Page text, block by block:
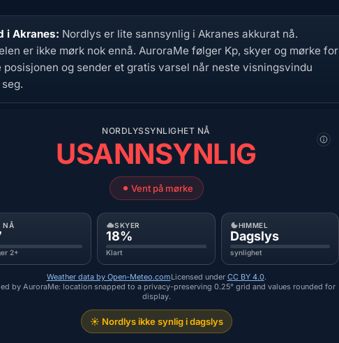
i Akranes: Nordlys er lite sannsynlig i Akranes akkurat nå.
er ikke mørk nok ennå. AuroraMe følger Kp, skyer og mørke for
posisjonen og sender et gratis varsel når neste visningsvindu
NORDLYSSYNLIGHET NÅ
USANNSYNLIG
Vent på mørke
NÅ
2+
SKYER
18%
Klart
HIMMEL
Dagslys
synlighet
Weather data by Open-Meteo.comLicensed under CC BY 4.0.
by AuroraMe: location snapped to a privacy-preserving 0.25° grid and values rounded for
display.
☀️ Nordlys ikke synlig i dagslys